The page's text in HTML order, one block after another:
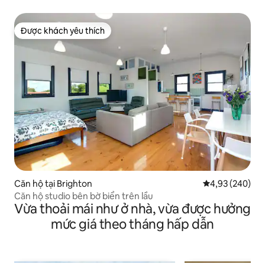
Được khách yêu thích
Được khách yêu thích
Căn hộ tại Brighton Xếp hạng
4,93 (240)
Căn hộ studio bên bờ biển trên lầu
Vừa thoải mái như ở nhà, vừa được hưởng
mức giá theo tháng hấp dẫn